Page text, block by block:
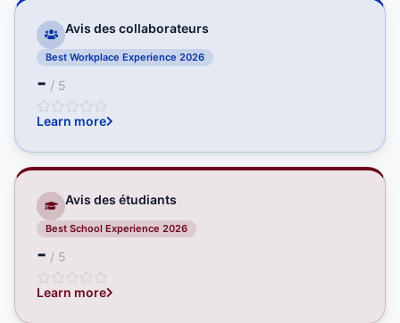
Avis des collaborateurs
Best Workplace Experience 2026
- / 5
Learn more
Avis des étudiants
Best School Experience 2026
- / 5
Learn more